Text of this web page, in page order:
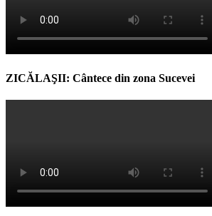
ZICĂLAŞII: Cântece din zona Sucevei